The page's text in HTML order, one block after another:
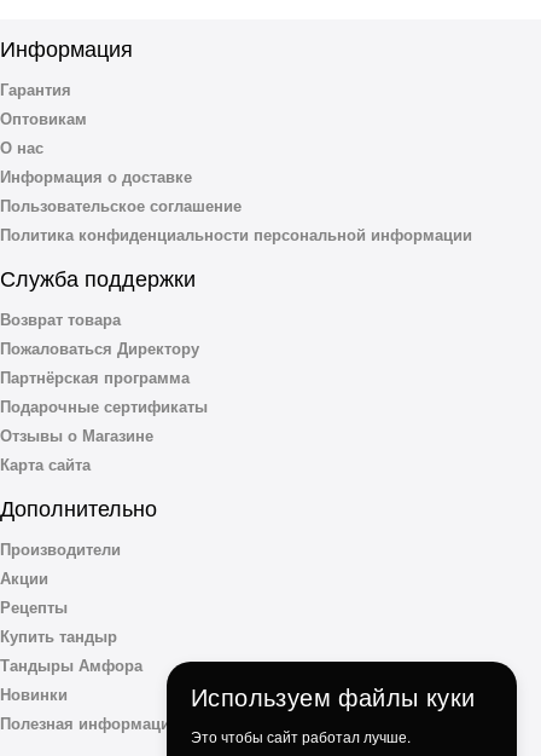
Информация
Гарантия
Оптовикам
О нас
Информация о доставке
Пользовательское соглашение
Политика конфиденциальности персональной информации
Служба поддержки
Возврат товара
Пожаловаться Директору
Партнёрская программа
Подарочные сертификаты
Отзывы о Магазине
Карта сайта
Дополнительно
Производители
Акции
Рецепты
Купить тандыр
Тандыры Амфора
Новинки
Полезная информация
Используем файлы куки
Это чтобы сайт работал лучше.